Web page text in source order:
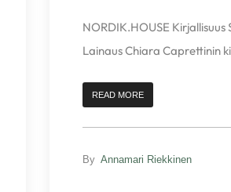
NORDIK.HOUSE
Lainaus Chiara Caprettinin
READ MORE
By Annamari Riekkinen